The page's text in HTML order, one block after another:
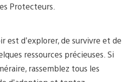
Protecteurs.
est d’explorer, de survivre et de
ressources précieuses. Si
rassemblez tous les